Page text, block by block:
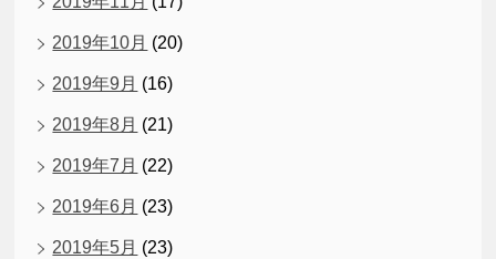
2019年10月 (20)
2019年9月 (16)
2019年8月 (21)
2019年7月 (22)
2019年6月 (23)
2019年5月 (23)